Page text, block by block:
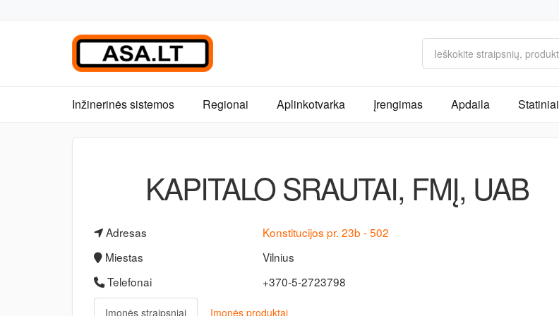
Inžinerinės sistemos Regionai Aplinkotvarka Įrengimas Apdaila Statiniai
KAPITALO SRAUTAI, FMĮ, UAB
Adresas
Konstitucijos pr. 23b - 502
Miestas
Vilnius
Telefonai
+370-5-2723798
Įmonės straipsniai Įmonės produktai